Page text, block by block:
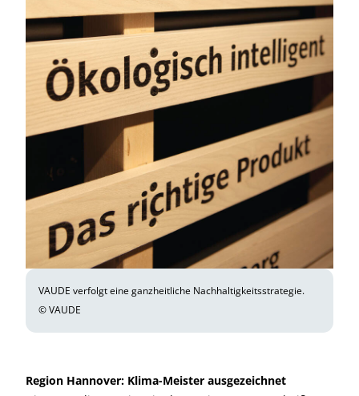
VAUDE verfolgt eine ganzheitliche Nachhaltigkeitsstrategie.
© VAUDE
Region Hannover: Klima-Meister ausgezeichnet